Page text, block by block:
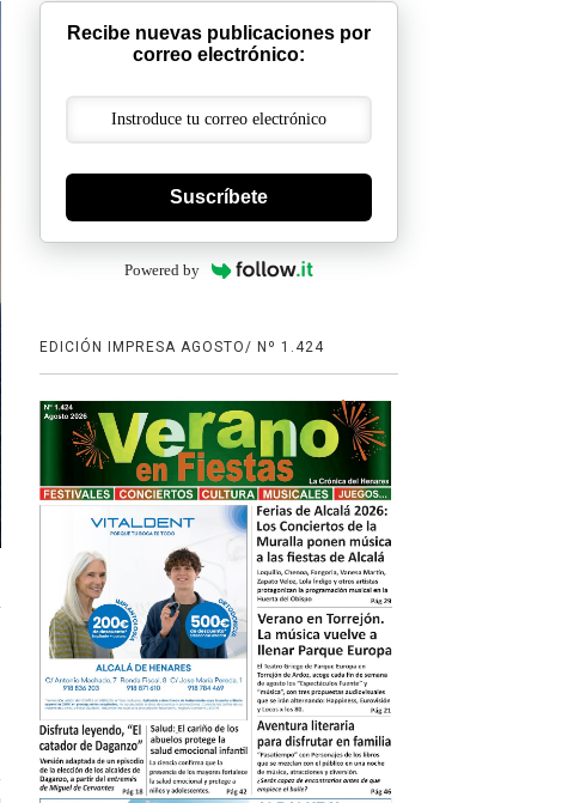
Recibe nuevas publicaciones por
correo electrónico:
Suscríbete
Powered by
EDICIÓN IMPRESA AGOSTO/ Nº 1.424